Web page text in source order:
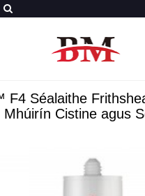
F4 Séalaithe
Mhúirín Cistine agus